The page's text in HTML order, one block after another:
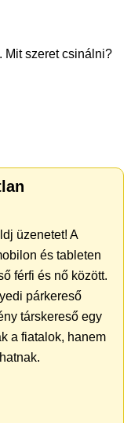
Mit szeret csinálni?
üzenetet! A
és tableten
férfi és nő között.
párkereső
társkereső egy
a fiatalok, hanem